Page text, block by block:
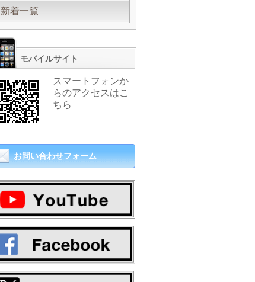
新着一覧
モバイルサイト
スマートフォンか
らのアクセスはこ
ちら
お問い合わせフォーム